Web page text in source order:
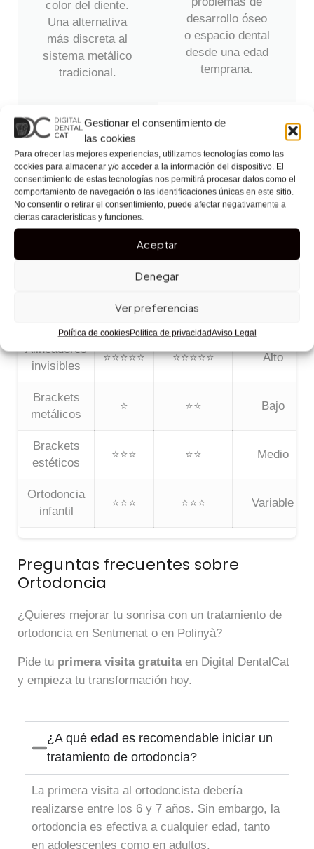
Gestionar el consentimiento de
las cookies
Para ofrecer las mejores experiencias, utilizamos tecnologías como las
cookies para almacenar y/o acceder a la información del dispositivo. El
consentimiento de estas tecnologías nos permitirá procesar datos como el
comportamiento de navegación o las identificaciones únicas en este sitio.
No consentir o retirar el consentimiento, puede afectar negativamente a
ciertas características y funciones.
Aceptar
Denegar
Ver preferencias
Política de cookiesPolitica de privacidadAviso Legal
color del diente.
Una alternativa
más discreta al
sistema metálico
tradicional.
desarrollo óseo
o espacio dental
desde una edad
temprana.
Ver todos los tratamientos
Tabla comparativa de tratamientos
de Ortodoncia
Estética Comodidad
Alineadores
invisibles
⭐⭐⭐⭐⭐ ⭐⭐⭐⭐⭐ Alto
Brackets
metálicos
⭐ ⭐⭐ Bajo
Brackets
estéticos
⭐⭐⭐ ⭐⭐ Medio
Ortodoncia
infantil
⭐⭐⭐ ⭐⭐⭐ Variable
Preguntas frecuentes sobre
Ortodoncia
¿Quieres mejorar tu sonrisa con un tratamiento de
ortodoncia en Sentmenat o en Polinyà?
Pide tu primera visita gratuitaen Digital DentalCat
y empieza tu transformación hoy.
¿A qué edad es recomendable iniciar un
tratamiento de ortodoncia?
La primera visita al ortodoncista debería
realizarse entre los 6 y 7 años. Sin embargo, la
ortodoncia es efectiva a cualquier edad, tanto
en adolescentes como en adultos.